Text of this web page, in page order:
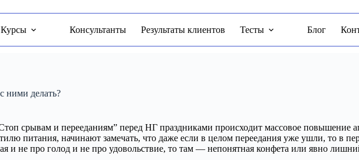
Курсы Консультанты Результаты клиентов Тесты Блог
ними делать?
срывам и перееданиям” перед НГ праздниками происходит массовое повышение
питания, начинают замечать, что даже если в целом переедания уже ушли, то в
и не про голод и не про удовольствие, то там — непонятная конфета или явно